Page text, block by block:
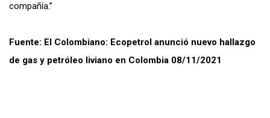
compañía.”
Fuente: El Colombiano: Ecopetrol anunció nuevo hallazgo
de gas y petróleo liviano en Colombia 08/11/2021